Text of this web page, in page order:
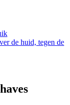
de huid, tegen de